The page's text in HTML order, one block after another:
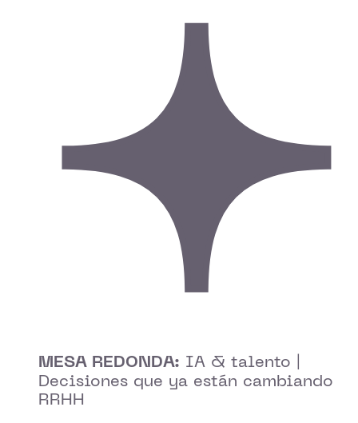
MESA REDONDA: IA & talento |
Decisiones que ya están cambiando
RRHH